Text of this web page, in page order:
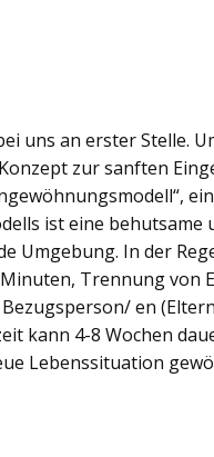
uns an erster Stelle.
zur sanften
ist eine
Umgebung. In der
Trennung von
en
kann 4-8 Wochen
Lebenssituation